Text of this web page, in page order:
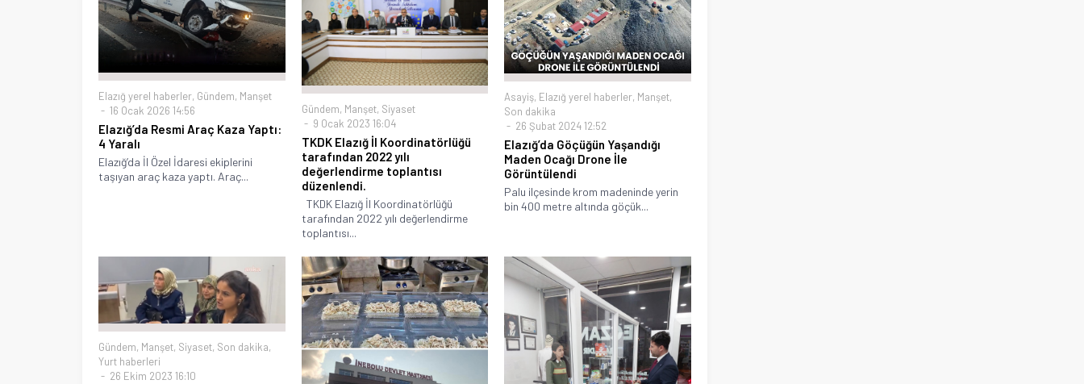
Elazığ yerel haberler, Gündem, Manşet
16 Ocak 2026 14:56
Elazığ’da Resmi Araç Kaza Yaptı:
4 Yaralı
Elazığ’da İl Özel İdaresi ekiplerini
taşıyan araç kaza yaptı. Araç...
Gündem, Manşet, Siyaset
9 Ocak 2023 16:04
TKDK Elazığ İl Koordinatörlüğü
tarafından 2022 yılı
değerlendirme toplantısı
düzenlendi.
TKDK Elazığ İl Koordinatörlüğü
tarafından 2022 yılı değerlendirme
toplantısı...
Asayiş, Elazığ yerel haberler, Manşet,
Son dakika
26 Şubat 2024 12:52
Elazığ’da Göçüğün Yaşandığı
Maden Ocağı Drone İle
Görüntülendi
Palu ilçesinde krom madeninde yerin
bin 400 metre altında göçük...
Gündem, Manşet, Siyaset, Son dakika,
Yurt haberleri
26 Ekim 2023 16:10